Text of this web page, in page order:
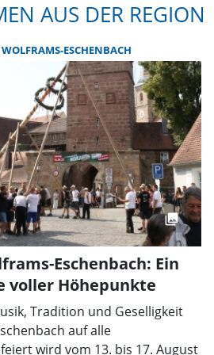
AUS DER REGION
WOLFRAMS-ESCHENBACH
Eschenbach: Ein
voller Höhepunkte
Tradition und Geselligkeit
auf alle
wird vom 13. bis 17. August